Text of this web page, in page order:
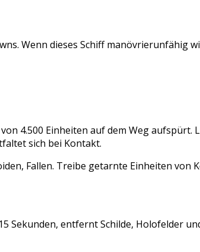
Wenn dieses Schiff manövrierunfähig
4.500 Einheiten auf dem Weg
sich bei Kontakt.
Fallen. Treibe getarnte Einheiten
Sekunden, entfernt Schilde, Holofelder